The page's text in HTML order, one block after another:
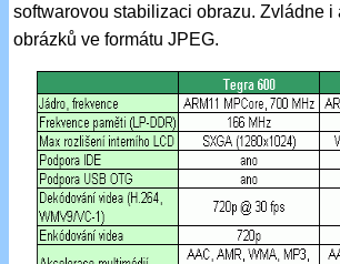
softwarovou stabilizaci obrazu. Zvládne i
obrázků ve formátu JPEG.